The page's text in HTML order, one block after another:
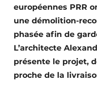
Façades
Géotextiles
Infrastructures
Protection solaire
européennes PRR
une démolition-
phasée afin de
L’architecte
présente le projet,
proche de la